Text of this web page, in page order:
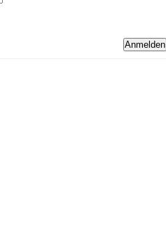
Anmelden